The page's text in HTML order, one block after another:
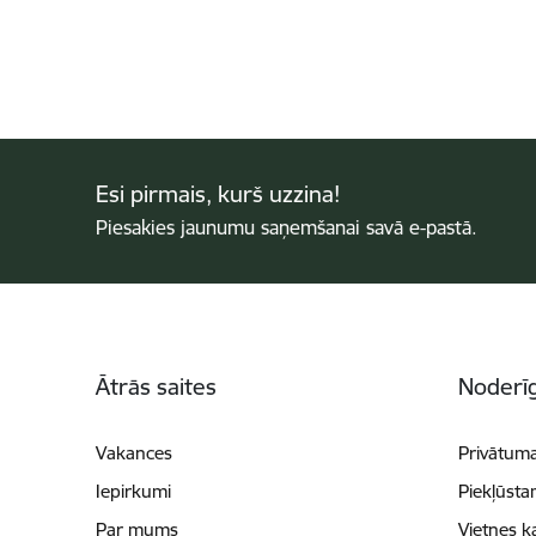
Esi pirmais, kurš uzzina!
Piesakies jaunumu saņemšanai savā e-pastā.
Ātrās saites
Vakances
Iepirkumi
Par mums
Vietnes